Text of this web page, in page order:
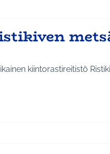
kiintorastireitistö
Liikunta ja harrastukset